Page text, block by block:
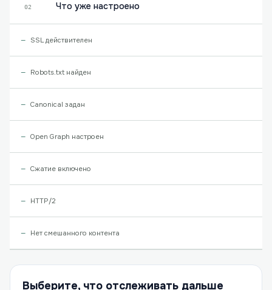
02 Что уже настроено
SSL действителен
Robots.txt найден
Canonical задан
Open Graph настроен
Сжатие включено
HTTP/2
Нет смешанного контента
Выберите, что отслеживать дальше